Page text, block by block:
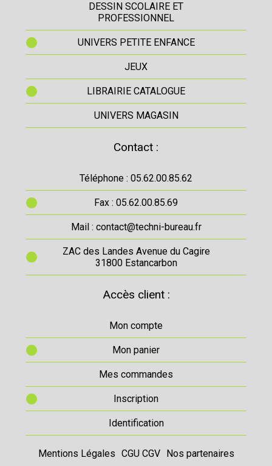
DESSIN SCOLAIRE ET
PROFESSIONNEL
UNIVERS PETITE ENFANCE
JEUX
LIBRAIRIE CATALOGUE
UNIVERS MAGASIN
Contact :
Téléphone : 05.62.00.85.62
Fax : 05.62.00.85.69
Mail : contact@techni-bureau.fr
ZAC des Landes Avenue du Cagire
31800 Estancarbon
Accès client :
Mon compte
Mon panier
Mes commandes
Inscription
Identification
Mentions Légales CGU CGV Nos partenaires